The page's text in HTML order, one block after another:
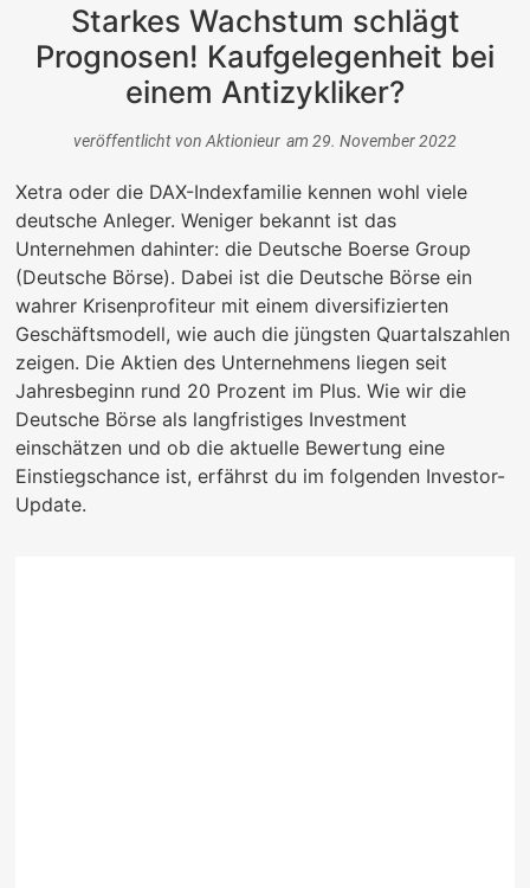
Starkes Wachstum schlägt
Prognosen! Kaufgelegenheit bei
einem Antizykliker?
veröffentlicht von Aktionieur am 29. November 2022
Xetra oder die DAX-Indexfamilie kennen wohl viele
deutsche Anleger. Weniger bekannt ist das
Unternehmen dahinter: die Deutsche Boerse Group
(Deutsche Börse). Dabei ist die Deutsche Börse ein
wahrer Krisenprofiteur mit einem diversifizierten
Geschäftsmodell, wie auch die jüngsten Quartalszahlen
zeigen. Die Aktien des Unternehmens liegen seit
Jahresbeginn rund 20 Prozent im Plus. Wie wir die
Deutsche Börse als langfristiges Investment
einschätzen und ob die aktuelle Bewertung eine
Einstiegschance ist, erfährst du im folgenden Investor-
Update.